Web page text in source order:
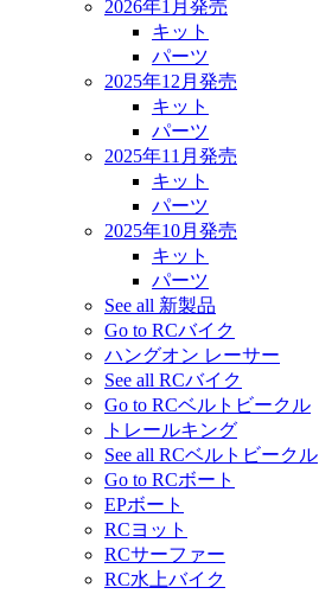
2026年1月発売
キット
パーツ
2025年12月発売
キット
パーツ
2025年11月発売
キット
パーツ
2025年10月発売
キット
パーツ
See all 新製品
Go to RCバイク
ハングオン レーサー
See all RCバイク
Go to RCベルトビークル
トレールキング
See all RCベルトビークル
Go to RCボート
EPボート
RCヨット
RCサーファー
RC水上バイク